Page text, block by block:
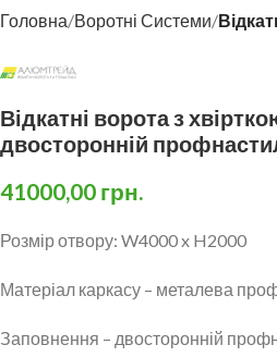
Головна Воротні Системи
Відкатні ворота з
двосторонній
41000,00 грн.
Розмір отвору: W4000 x H2000
Матеріал каркасу – металева
Заповнення – двосторонній